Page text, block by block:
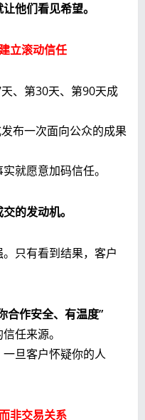
他们看见希望。
立滚动信任
、第30天、第90天成
布一次面向公众的成果
就愿意加码信任。
的发动机。
只有看到结果，客户
合作安全、有温度”
任来源。
旦客户怀疑你的人
非交易关系